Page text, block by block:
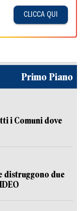
CLICCA QUI
Primo Piano
i Comuni dove
distruggono due